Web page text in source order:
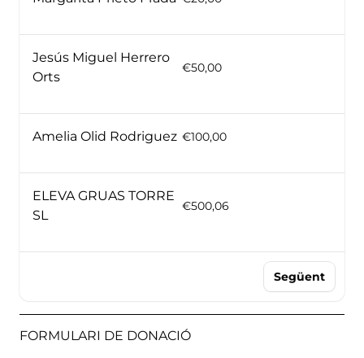
Jesús Miguel Herrero
Orts
€50,00
Amelia Olid Rodriguez €100,00
ELEVA GRUAS TORRE
SL
€500,06
Següent
FORMULARI DE DONACIÓ